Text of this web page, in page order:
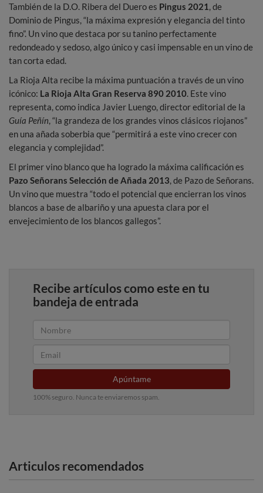
También de la D.O. Ribera del Duero es Pingus 2021, de
Dominio de Pingus, “la máxima expresión y elegancia del tinto
fino”. Un vino que destaca por su tanino perfectamente
redondeado y sedoso, algo único y casi impensable en un vino de
tan corta edad.
La Rioja Alta recibe la máxima puntuación a través de un vino
icónico: La Rioja Alta Gran Reserva 890 2010. Este vino
representa, como indica Javier Luengo, director editorial de la
Guía Peñín, “la grandeza de los grandes vinos clásicos riojanos”
en una añada soberbia que “permitirá a este vino crecer con
elegancia y complejidad”.
El primer vino blanco que ha logrado la máxima calificación es
Pazo Señorans Selección de Añada 2013, de Pazo de Señorans.
Un vino que muestra “todo el potencial que encierran los vinos
blancos a base de albariño y una apuesta clara por el
envejecimiento de los blancos gallegos”.
Recibe artículos como este en tu
bandeja de entrada
Apúntame
100% seguro. Nunca te enviaremos spam.
Articulos recomendados